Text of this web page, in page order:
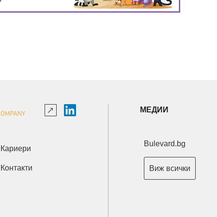
Кариери
Контакти
МЕДИИ
Bulevard.bg
Виж всички